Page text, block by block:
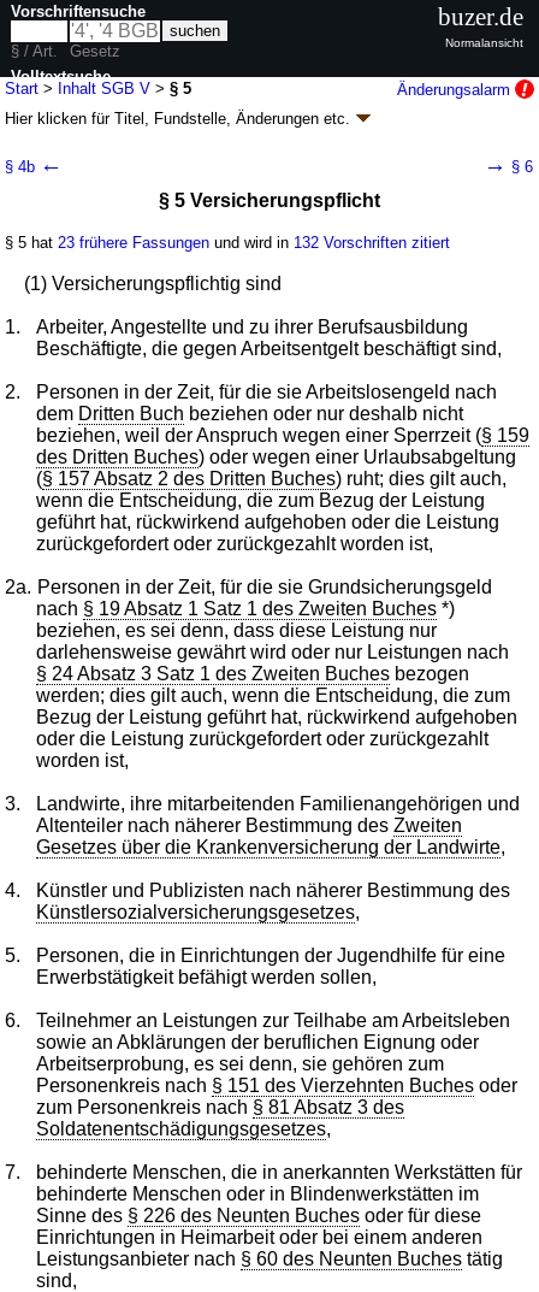
Start > Inhalt SGB V >§ 5
Änderungsalarm
Hier klicken fürTitel, Fundstelle, Änderungen etc.
Gesetzliche Krankenversicherung - (SGB V)
Artikel 1 G. v. 20.12.1988 BGBl. I S. 2477, 2482; zuletzt geändert durch
Geltung ab 01.01.1989; FNA: 860-5Sozialgesetzbuch
wird in 2003 Vorschriften zitiert
Zweites Kapitel Versicherter Personenkreis
Erster Abschnitt Versicherung kraft Gesetzes
§ 4b ← → § 6
§ 5 Versicherungspflicht
§ 5 hat 23 frühere Fassungen und wird in 132 Vorschriften zitiert
(1) Versicherungspflichtig sind
1.
Arbeiter, Angestellte und zu ihrer Berufsausbildung
Beschäftigte, die gegen Arbeitsentgelt beschäftigt sind,
2.
Personen in der Zeit, für die sie Arbeitslosengeld nach
dem Dritten Buch beziehen oder nur deshalb nicht
beziehen, weil der Anspruch wegen einer Sperrzeit (§ 159
des Dritten Buches) oder wegen einer Urlaubsabgeltung
(§ 157 Absatz 2 des Dritten Buches) ruht; dies gilt auch,
wenn die Entscheidung, die zum Bezug der Leistung
geführt hat, rückwirkend aufgehoben oder die Leistung
zurückgefordert oder zurückgezahlt worden ist,
2a. Personen in der Zeit, für die sie Grundsicherungsgeld
nach § 19 Absatz 1 Satz 1 des Zweiten Buches *)
beziehen, es sei denn, dass diese Leistung nur
darlehensweise gewährt wird oder nur Leistungen nach
§ 24 Absatz 3 Satz 1 des Zweiten Buches bezogen
werden; dies gilt auch, wenn die Entscheidung, die zum
Bezug der Leistung geführt hat, rückwirkend aufgehoben
oder die Leistung zurückgefordert oder zurückgezahlt
worden ist,
3.
Landwirte, ihre mitarbeitenden Familienangehörigen und
Altenteiler nach näherer Bestimmung desZweiten
Gesetzes über die Krankenversicherung der Landwirte,
4.
Künstler und Publizisten nach näherer Bestimmung des
Künstlersozialversicherungsgesetzes,
5.
Personen, die in Einrichtungen der Jugendhilfe für eine
Erwerbstätigkeit befähigt werden sollen,
6.
Teilnehmer an Leistungen zur Teilhabe am Arbeitsleben
sowie an Abklärungen der beruflichen Eignung oder
Arbeitserprobung, es sei denn, sie gehören zum
Personenkreis nach § 151 des Vierzehnten Buches oder
zum Personenkreis nach § 81 Absatz 3 des
Soldatenentschädigungsgesetzes,
7.
behinderte Menschen, die in anerkannten Werkstätten für
behinderte Menschen oder in Blindenwerkstätten im
Sinne des § 226 des Neunten Buches oder für diese
Einrichtungen in Heimarbeit oder bei einem anderen
Leistungsanbieter nach § 60 des Neunten Buches tätig
sind,
Vorschriftensuche
§ / Art.
Gesetz
Volltextsuche
nur in SGB V
buzer.de
Normalansicht